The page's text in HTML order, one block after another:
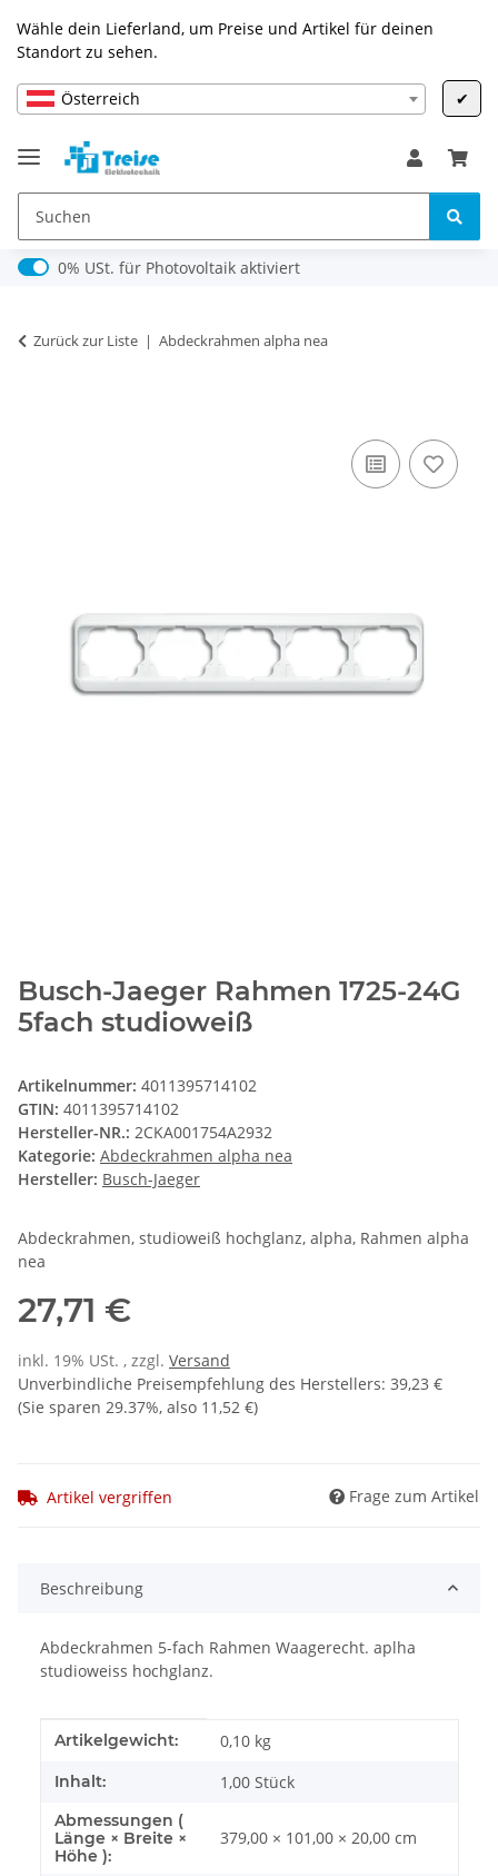
Wähle dein Lieferland, um Preise und Artikel für deinen
Standort zu sehen.
Österreich ✔
0% USt. für Photovoltaik (§ 12 Abs. 3 UStG)
0% USt. für Photovoltaik aktiviert
Zurück zur Liste Abdeckrahmen alpha nea
Busch-Jaeger Rahmen 1725-24G
5fach studioweiß
Artikelnummer: 4011395714102
GTIN: 4011395714102
Hersteller-NR.: 2CKA001754A2932
Kategorie: Abdeckrahmen alpha nea
Hersteller: Busch-Jaeger
Abdeckrahmen, studioweiß hochglanz, alpha, Rahmen alpha
nea
27,71 €
inkl. 19% USt. , zzgl. Versand
Unverbindliche Preisempfehlung des Herstellers: 39,23 €
(Sie sparen 29.37%, also 11,52 €)
Artikel vergriffen Frage zum Artikel
Beschreibung
Abdeckrahmen 5-fach Rahmen Waagerecht. aplha
studioweiss hochglanz.
Produkteigenschaft
Wert
Artikelgewicht: 0,10 kg
Inhalt: 1,00 Stück
Abmessungen (
Länge × Breite ×
Höhe ):
379,00 × 101,00 × 20,00 cm